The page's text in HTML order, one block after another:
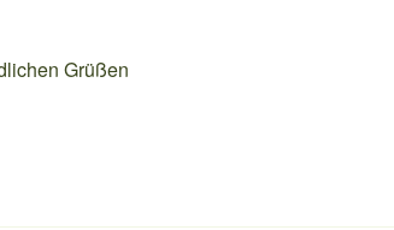
Grüßen